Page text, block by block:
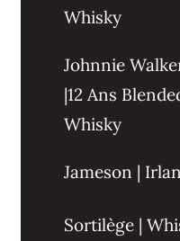
Whisky
Johnnie
|12 Ans
Whisky
Jameson |
Sortilège |